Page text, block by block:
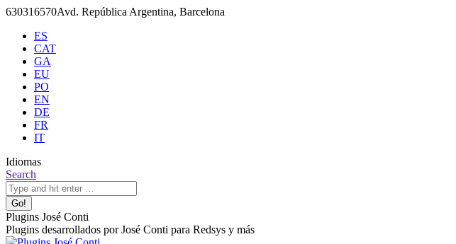
Skip
content
630316570Avd. República Argentina, Barcelona
ES
CAT
GA
EU
PO
EN
DE
FR
IT
Idiomas
X
page
opens
in
new
window
Github
page
opens
in
new
window
Search:
Search
Plugins José Conti
Plugins desarrollados por José Conti para Redsys y más